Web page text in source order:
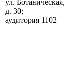
ул. Ботаническая,
д. 30;
аудитория 1102